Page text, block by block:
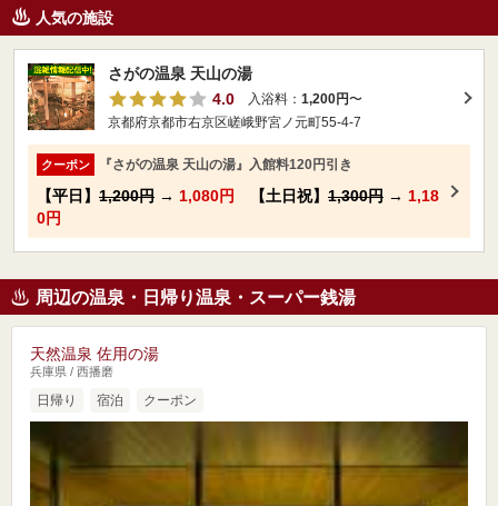
人気の施設
さがの温泉 天山の湯
4.0
入浴料： 1,200円〜
京都府京都市右京区嵯峨野宮ノ元町55-4-7
クーポン 『さがの温泉 天山の湯』入館料120円引き
【平日】 1,200円 → 1,080円 【土日祝】 1,300円 → 1,18
0円
周辺の温泉・日帰り温泉・スーパー銭湯
天然温泉 佐用の湯
兵庫県 / 西播磨
日帰り 宿泊 クーポン